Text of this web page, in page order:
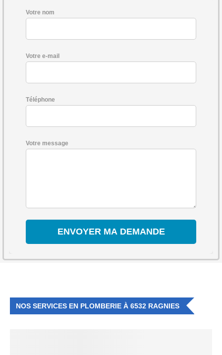
Votre nom
Votre e-mail
Téléphone
Votre message
NOS SERVICES EN PLOMBERIE À 6532 RAGNIES